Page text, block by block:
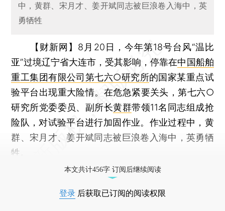
中，黄群、宋月才、姜开斌同志被巨浪卷入海中，英
勇牺牲
【财新网】 8月20日，今年第18号台风“温比
亚”过境辽宁省大连市，受其影响，停靠在中国船舶
重工集团有限公司第七六○研究所的国家某重点试
验平台出现重大险情。在危急紧要关头，第七六○
研究所党委委员、副所长黄群带领11名同志组成抢
险队，对试验平台进行加固作业。作业过程中，黄
群、宋月才、姜开斌同志被巨浪卷入海中，英勇牺
牲。
本文共计456字 订阅后继续阅读
登录 后获取已订阅的阅读权限